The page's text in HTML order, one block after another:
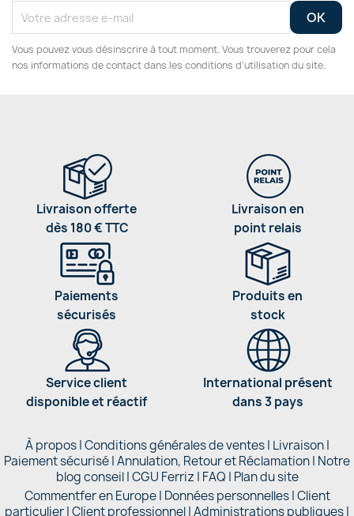
Vous pouvez vous désinscrire à tout moment. Vous trouverez pour cela
nos informations de contact dans les conditions d'utilisation du site.
Livraison offerte
dès 180 € TTC
Livraison en
point relais
Paiements
sécurisés
Produits en
stock
Service client
disponible et réactif
International présent
dans 3 pays
À propos|Conditions générales de ventes| Livraison|
Paiement sécurisé|Annulation, Retour et Réclamation| Notre
blog conseil|CGU Ferriz | FAQ | Plan du site
Commentfer en Europe| Données personnelles|Client
particulier|Client professionnel|Administrations publiques|